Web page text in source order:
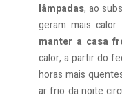
lâmpadas, ao
geram mais
manter a casa
calor, a partir do
horas mais
ar frio da noite